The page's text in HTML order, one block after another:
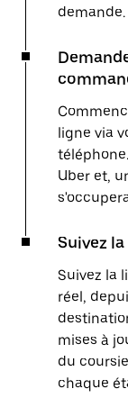
demande.
ligne via
Uber et,
Suivez
Suivez la
réel,
mises à
du
chaque